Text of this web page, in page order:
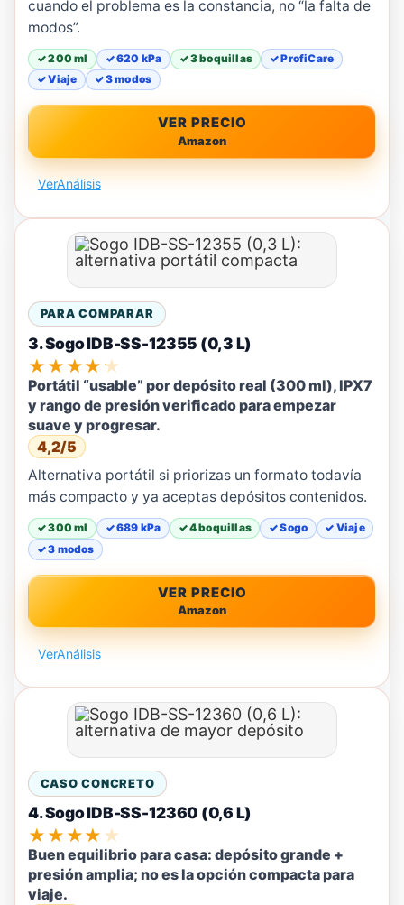
cuando el problema es la constancia, no “la falta de
modos”.
✓ 200 ml ✓ 620 kPa ✓ 3 boquillas
✓ ProfiCare
✓ Viaje
✓ 3 modos
VER PRECIO
Amazon
VerAnálisis
PARA COMPARAR
3. Sogo IDB-SS-12355 (0,3 L)
★★★★★
Portátil “usable” por depósito real (300 ml), IPX7
y rango de presión verificado para empezar
suave y progresar.
4,2/5
Alternativa portátil si priorizas un formato todavía
más compacto y ya aceptas depósitos contenidos.
✓ 300 ml ✓ 689 kPa ✓ 4 boquillas ✓ Sogo
✓ Viaje
✓ 3 modos
VER PRECIO
Amazon
VerAnálisis
CASO CONCRETO
4. Sogo IDB-SS-12360 (0,6 L)
★★★★★
Buen equilibrio para casa: depósito grande +
presión amplia; no es la opción compacta para
viaje.